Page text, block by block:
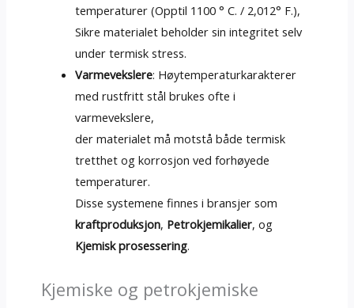
temperaturer (Opptil 1100 ° C. / 2,012° F.),
Sikre materialet beholder sin integritet selv
under termisk stress.
Varmevekslere: Høytemperaturkarakterer
med rustfritt stål brukes ofte i
varmevekslere,
der materialet må motstå både termisk
tretthet og korrosjon ved forhøyede
temperaturer.
Disse systemene finnes i bransjer som
kraftproduksjon, Petrokjemikalier, og
Kjemisk prosessering.
Kjemiske og petrokjemiske